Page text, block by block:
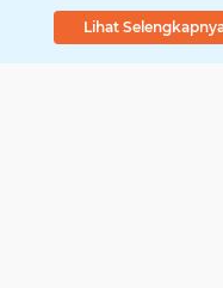
Milyar
Lihat